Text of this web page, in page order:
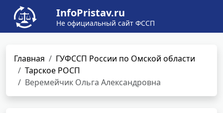
InfoPristav.ru
Не официальный сайт ФССП
Главная
ГУФССП России по Омской области
Тарское РОСП
Веремейчик Ольга Александровна